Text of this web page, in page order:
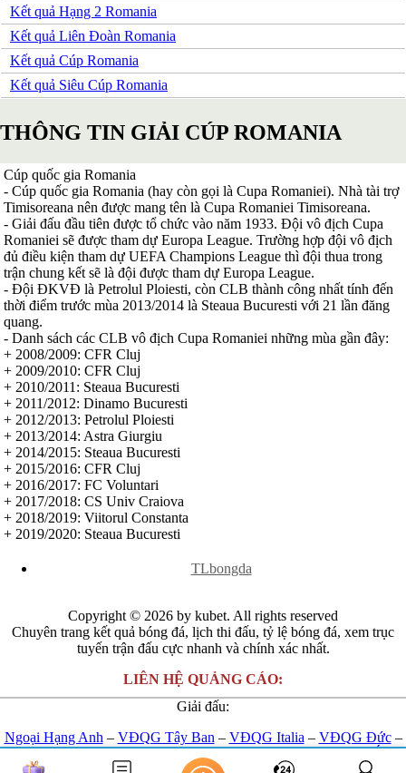
Séc
Thụy Sỹ
Wales
Áo
Australia
Nhật Bản
Hàn Quốc
Trung Quốc
Arập Xêút
Bahrain
Campuchia
Hồng Kông
Iran
Uzbekistan
Việt Nam
Ấn độ
Argentina
Brazil
Chi Lê
Colombia
Ecuador
Peru
Uruguay
Kết quả Hạng 2 Romania
Kết quả Liên Đoàn Romania
Kết quả Cúp Romania
Kết quả Siêu Cúp Romania
THÔNG TIN GIẢI CÚP ROMANIA
Cúp quốc gia Romania
- Cúp quốc gia Romania (hay còn gọi là Cupa Romaniei). Nhà tài trợ
Timisoreana nên được mang tên là Cupa Romaniei Timisoreana.
- Giải đấu đầu tiên được tổ chức vào năm 1933. Đội vô địch Cupa
Romaniei sẽ được tham dự Europa League. Trường hợp đội vô địch
đủ điều kiện tham dự UEFA Champions League thì đội thua trong
trận chung kết sẽ là đội được tham dự Europa League.
- Đội ĐKVĐ là Petrolul Ploiesti, còn CLB thành công nhất tính đến
thời điểm trước mùa 2013/2014 là Steaua Bucuresti với 21 lần đăng
quang.
- Danh sách các CLB vô địch Cupa Romaniei những mùa gần đây:
+ 2008/2009: CFR Cluj
+ 2009/2010: CFR Cluj
+ 2010/2011: Steaua Bucuresti
+ 2011/2012: Dinamo Bucuresti
+ 2012/2013: Petrolul Ploiesti
+ 2013/2014: Astra Giurgiu
+ 2014/2015: Steaua Bucuresti
+ 2015/2016: CFR Cluj
+ 2016/2017: FC Voluntari
+ 2017/2018: CS Univ Craiova
+ 2018/2019: Viitorul Constanta
+ 2019/2020: Steaua Bucuresti
TLbongda
Copyright © 2026 by kubet. All rights reserved
Chuyên trang kết quả bóng đá, lịch thi đấu, tỷ lệ bóng đá, xem trục
tuyến trận đấu cực nhanh và chính xác nhất.
LIÊN HỆ QUẢNG CÁO:
Giải đấu:
Ngoại Hạng Anh – VĐQG Tây Ban – VĐQG Italia – VĐQG Đức–
VĐQG Pháp–Champions League-Euro 2024-U23 Châu Á